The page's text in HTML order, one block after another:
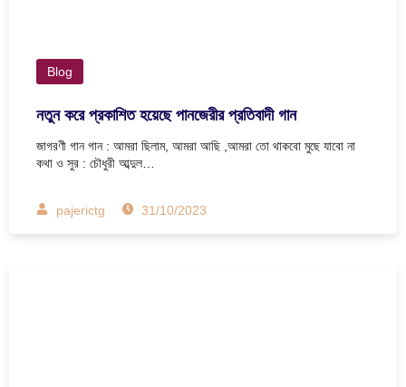
Blog
নতুন করে প্রকাশিত হয়েছে পানজেরীর প্রতিবাদী গান
জাগরণী গান গান : আমরা ছিলাম, আমরা আছি ,আমরা তো থাকবো মুছে যাবো না
কথা ও সুর : চৌধুরী আব্দুল…
pajerictg 31/10/2023